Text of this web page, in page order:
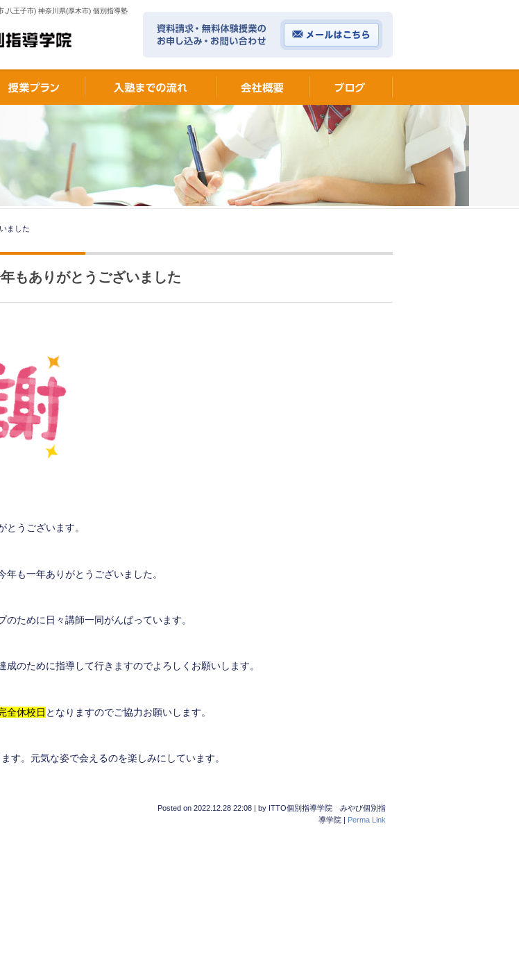
八王子市) 神奈川県(厚木市) 個別指導塾
ました
もありがとうございました
とうございます。
年も一年ありがとうございました。
のために日々講師一同がんばっています。
成のために指導して行きますのでよろしくお願いします。
全休校日 となりますのでご協力お願いします。
す。元気な姿で会えるのを楽しみにしています。
Posted on 2022.12.28 22:08 by ITTO個別指導学院 みやび個別指
導学院
Perma Link